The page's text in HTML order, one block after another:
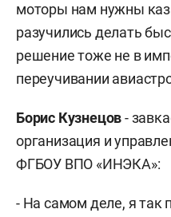
моторы нам нужны
разучились делать
решение тоже не в
переучивании
Борис Кузнецов-
организация и
ФГБОУ ВПО «ИНЭКА»:
- На самом деле, я так